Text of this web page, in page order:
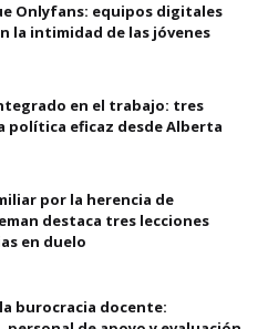
Onlyfans: equipos digitales
la intimidad de las jóvenes
en el trabajo: tres
política eficaz desde Alberta
por la herencia de
destaca tres lecciones
en duelo
burocracia docente: